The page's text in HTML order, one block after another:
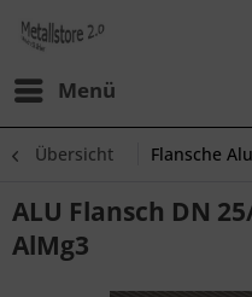
Menü
Übersicht Flansche
ALU Flansch DN
AlMg3